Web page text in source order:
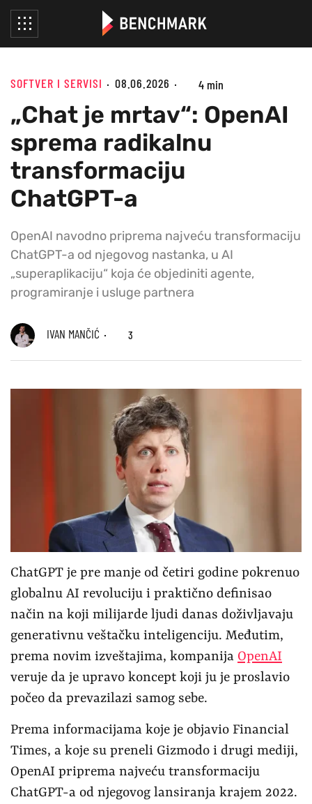
SOFTVER I SERVISI 08.06.2026 4 min
„Chat je mrtav“: OpenAI
sprema radikalnu
transformaciju
ChatGPT-a
OpenAI navodno priprema najveću transformaciju
ChatGPT-a od njegovog nastanka, u AI
„superaplikaciju“ koja će objediniti agente,
programiranje i usluge partnera
IVAN MANČIĆ 3
ChatGPT je pre manje od četiri godine pokrenuo
globalnu AI revoluciju i praktično definisao
način na koji milijarde ljudi danas doživljavaju
generativnu veštačku inteligenciju. Međutim,
prema novim izveštajima, kompanija OpenAI
veruje da je upravo koncept koji ju je proslavio
počeo da prevazilazi samog sebe.
Prema informacijama koje je objavio Financial
Times, a koje su preneli Gizmodo i drugi mediji,
OpenAI priprema najveću transformaciju
ChatGPT-a od njegovog lansiranja krajem 2022.